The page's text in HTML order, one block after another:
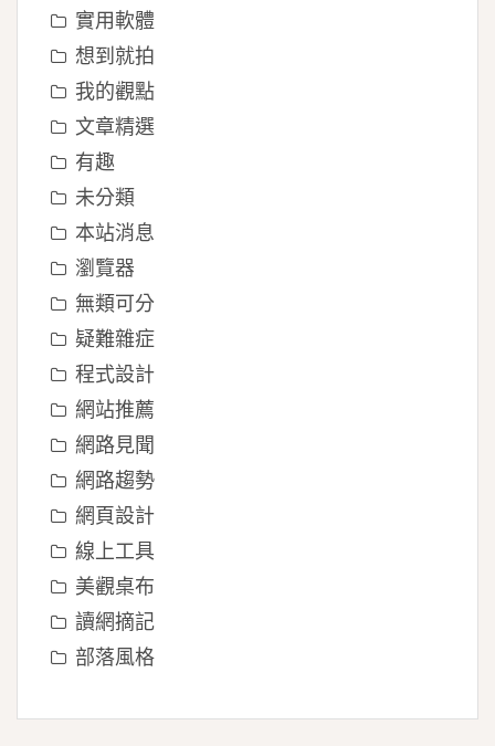
實用軟體
想到就拍
我的觀點
文章精選
有趣
未分類
本站消息
瀏覽器
無類可分
疑難雜症
程式設計
網站推薦
網路見聞
網路趨勢
網頁設計
線上工具
美觀桌布
讀網摘記
部落風格